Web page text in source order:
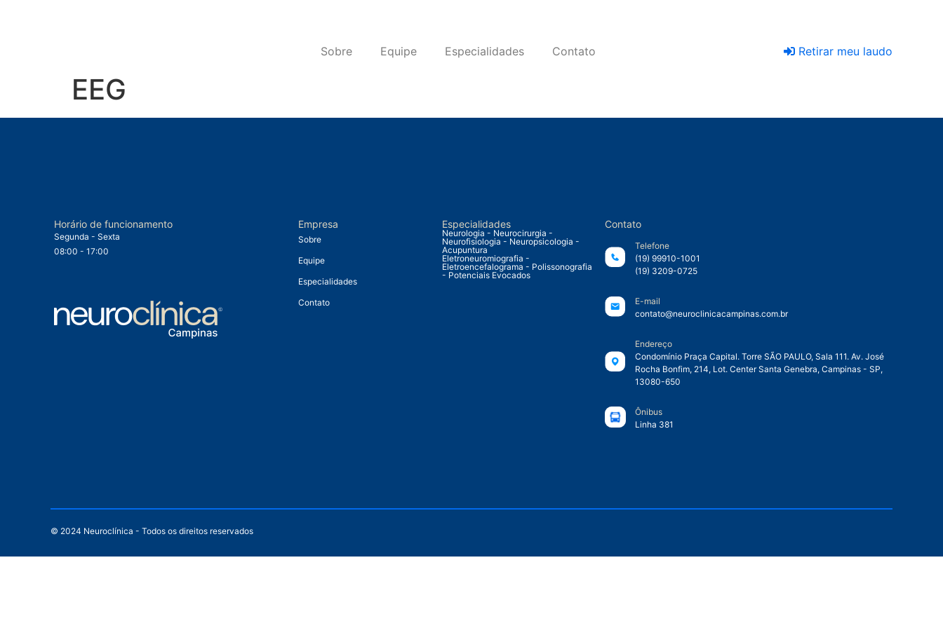
Sobre Equipe Especialidades Contato Retirar meu laudo
EEG
Horário de funcionamento
Segunda - Sexta
08:00 - 17:00
Empresa
Sobre
Equipe
Especialidades
Contato
Especialidades
Neurologia - Neurocirurgia -
Neurofisiologia - Neuropsicologia -
Acupuntura
Eletroneuromiografia -
Eletroencefalograma - Polissonografia
- Potenciais Evocados
Contato
Telefone
(19) 99910-1001
(19) 3209-0725
E-mail
contato@neuroclinicacampinas.com.br
Endereço
Condomínio Praça Capital. Torre SÃO PAULO, Sala 111. Av. José
Rocha Bonfim, 214, Lot. Center Santa Genebra, Campinas - SP,
13080-650
Ônibus
Linha 381
© 2024 Neuroclínica - Todos os direitos reservados